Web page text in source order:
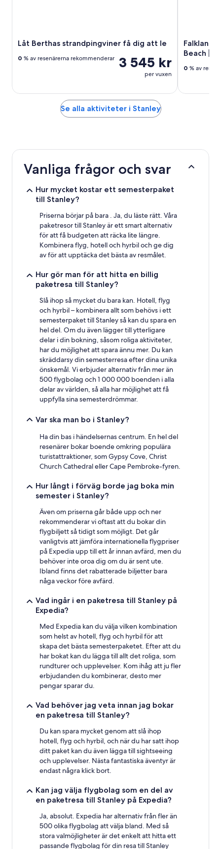
Låt Berthas strandpingviner få dig att le
3 545 kr
per vuxen
0 % av resenärerna rekommenderar
Beach |
0 % av
Se alla aktiviteter i Stanley
Vanliga frågor och svar
Hur mycket kostar ett semesterpaket
till Stanley?
Priserna börjar på bara . Ja, du läste rätt. Våra
paketresor till Stanley är ett smart alternativ
för att få budgeten att räcka lite längre.
Kombinera flyg, hotell och hyrbil och ge dig
av för att upptäcka det bästa av resmålet.
Hur gör man för att hitta en billig
paketresa till Stanley?
Slå ihop så mycket du bara kan. Hotell, flyg
och hyrbil – kombinera allt som behövs i ett
semesterpaket till Stanley så kan du spara en
hel del. Om du även lägger till ytterligare
delar i din bokning, såsom roliga aktiviteter,
har du möjlighet att spara ännu mer. Du kan
skräddarsy din semesterresa efter dina unika
önskemål. Vi erbjuder alternativ från mer än
500 flygbolag och 1 000 000 boenden i alla
delar av världen, så alla har möjlighet att få
uppfylla sina semesterdrömmar.
Var ska man bo i Stanley?
Ha din bas i händelsernas centrum. En hel del
resenärer bokar boende omkring populära
turistattraktioner, som Gypsy Cove, Christ
Church Cathedral eller Cape Pembroke-fyren.
Hur långt i förväg borde jag boka min
semester i Stanley?
Även om priserna går både upp och ner
rekommenderar vi oftast att du bokar din
flygbiljett så tidigt som möjligt. Det går
vanligtvis att jämföra internationella flygpriser
på Expedia upp till ett år innan avfärd, men du
behöver inte oroa dig om du är sent ute.
Ibland finns det rabatterade biljetter bara
någa veckor före avfärd.
Vad ingår i en paketresa till Stanley på
Expedia?
Med Expedia kan du välja vilken kombination
som helst av hotell, flyg och hyrbil för att
skapa det bästa semesterpaketet. Efter att du
har bokat kan du lägga till allt det roliga, som
rundturer och upplevelser. Kom ihåg att ju fler
erbjudanden du kombinerar, desto mer
pengar sparar du.
Vad behöver jag veta innan jag bokar
en paketresa till Stanley?
Du kan spara mycket genom att slå ihop
hotell, flyg och hyrbil, och när du har satt ihop
ditt paket kan du även lägga till sightseeing
och upplevelser. Nästa fantastiska äventyr är
endast några klick bort.
Kan jag välja flygbolag som en del av
en paketresa till Stanley på Expedia?
Ja, absolut. Expedia har alternativ från fler än
500 olika flygbolag att välja bland. Med så
stora valmöjligheter är det enkelt att hitta ett
passande flygbolag för din resa till Stanley